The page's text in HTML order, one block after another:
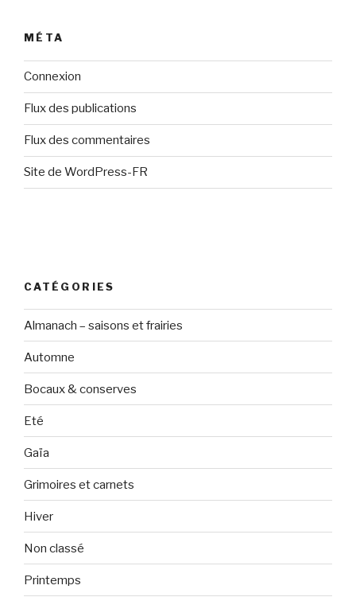
MÉTA
Connexion
Flux des publications
Flux des commentaires
Site de WordPress-FR
CATÉGORIES
Almanach – saisons et frairies
Automne
Bocaux & conserves
Eté
Gaïa
Grimoires et carnets
Hiver
Non classé
Printemps